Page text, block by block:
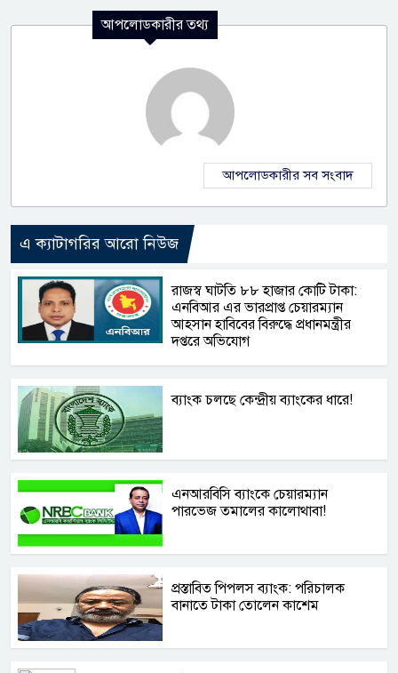
আপলোডকারীর তথ্য
আপলোডকারীর সব সংবাদ
এ ক্যাটাগরির আরো নিউজ
রাজস্ব ঘাটতি ৮৮ হাজার কোটি টাকা:
এনবিআর এর ভারপ্রাপ্ত চেয়ারম্যান
আহসান হাবিবের বিরুদ্ধে প্রধানমন্ত্রীর
দপ্তরে অভিযোগ
ব্যাংক চলছে কেন্দ্রীয় ব্যাংকের ধারে!
এনআরবিসি ব্যাংকে চেয়ারম্যান
পারভেজ তমালের কালোথাবা!
প্রস্তাবিত পিপলস ব্যাংক: পরিচালক
বানাতে টাকা তোলেন কাশেম